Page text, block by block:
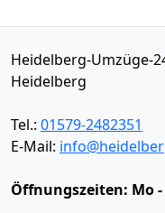
Heidelberg-Umzüge-
Heidelberg
Tel.: 01579-2482351
E-Mail:
Öffnungszeiten: Mo